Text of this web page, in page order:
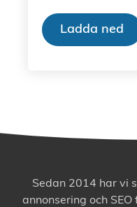
Ladda ned
Sedan 2014 har vi
annonsering och